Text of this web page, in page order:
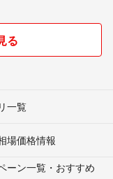
る
一覧
場価格情報
ーン一覧・おすすめ